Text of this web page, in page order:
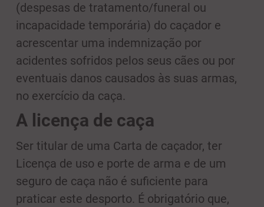
(despesas de tratamento/funeral ou
incapacidade temporária) do caçador e
acrescentar uma indemnização por
acidentes sofridos pelos seus cães ou por
eventuais danos causados às suas armas,
no exercício da caça.
A licença de caça
Ser titular de uma Carta de caçador, ter
Licença de uso e porte de arma e de um
seguro de caça não é suficiente para
praticar este desporto. É obrigatório que,